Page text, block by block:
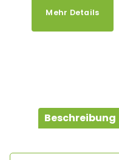
Mehr Details
Beschreibung